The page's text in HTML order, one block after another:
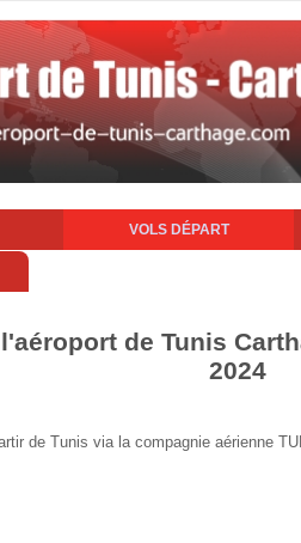
VOLS DÉPART
de Tunis
2024
de Tunis via la compagnie aérienne